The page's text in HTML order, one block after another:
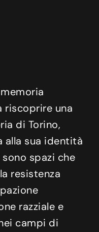
riscoprire una
di Torino,
alla sua identità
spazi che
resistenza
razziale e
campi di